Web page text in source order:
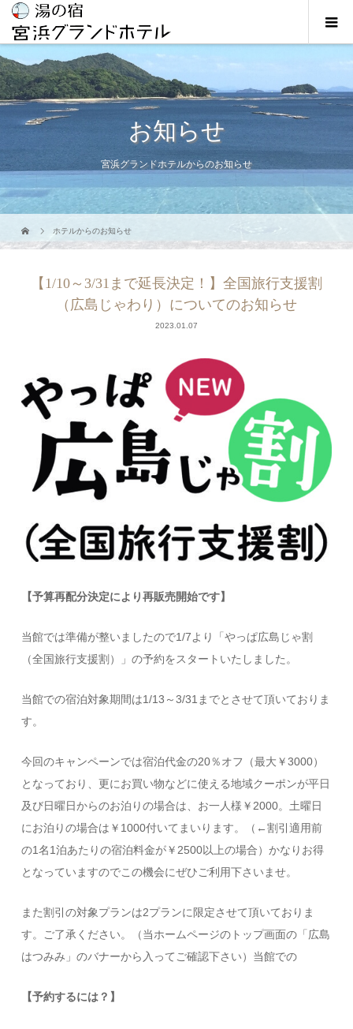
お知らせ
宮浜グランドホテルからのお知らせ
ホテルからのお知らせ
【1/10～3/31まで延長決定！】全国旅行支援割
（広島じゃわり）についてのお知らせ
2023.01.07
【予算再配分決定により再販売開始です】
当館では準備が整いましたので1/7より「やっぱ広島じゃ割
（全国旅行支援割）」の予約をスタートいたしました。
当館での宿泊対象期間は1/13～3/31までとさせて頂いておりま
す。
今回のキャンペーンでは宿泊代金の20％オフ（最大￥3000）
となっており、更にお買い物などに使える地域クーポンが平日
及び日曜日からのお泊りの場合は、お一人様￥2000。土曜日
にお泊りの場合は￥1000付いてまいります。（←割引適用前
の1名1泊あたりの宿泊料金が￥2500以上の場合）かなりお得
となっていますのでこの機会にぜひご利用下さいませ。
また割引の対象プランは2プランに限定させて頂いておりま
す。ご了承ください。（当ホームページのトップ画面の「広島
はつみみ」のバナーから入ってご確認下さい）当館での
【予約するには？】